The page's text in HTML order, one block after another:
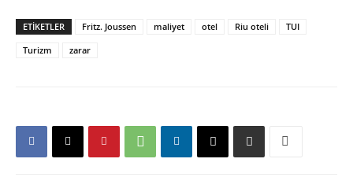
ETIKETLER Fritz. Joussen maliyet otel Riu oteli
TUI
Turizm
zarar